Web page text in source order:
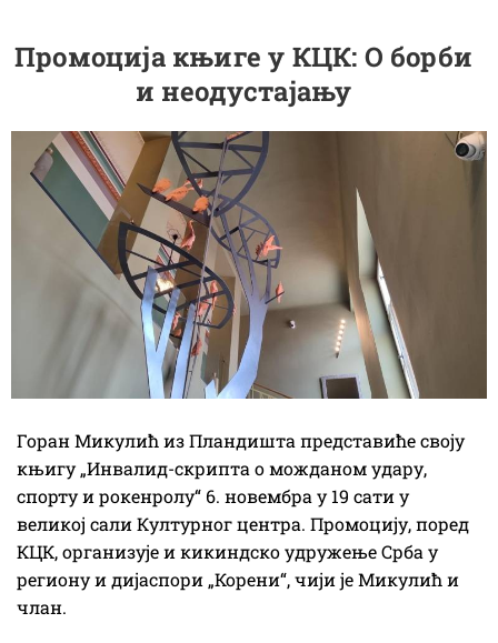
Промоција књиге у КЦК: О борби
и неодустајању
Горан Микулић из Пландишта представиће своју
књигу „Инвалид-скрипта о можданом удару,
спорту и рокенролу“ 6. новембра у 19 сати у
великој сали Културног центра. Промоцију, поред
КЦК, организује и кикиндско удружење Срба у
региону и дијаспори „Корени“, чији је Микулић и
члан.